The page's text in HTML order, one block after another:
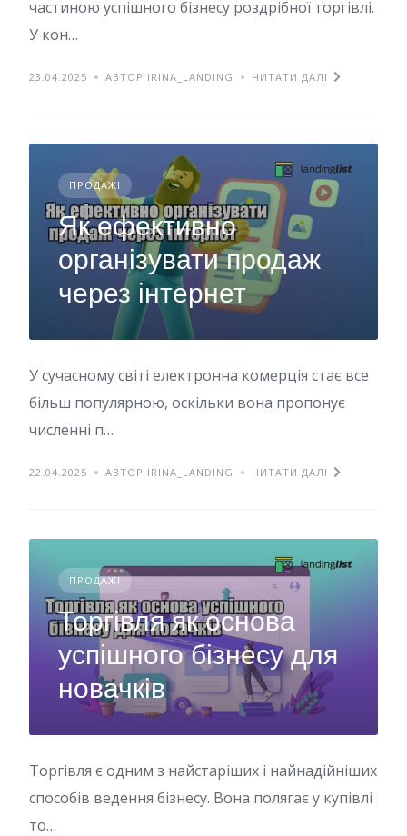
частиною успішного бізнесу роздрібної торгівлі.
У кон…
23.04.2025 АВТОР IRINA_LANDING ЧИТАТИ ДАЛІ
ПРОДАЖІ
Як ефективно
організувати продаж
через інтернет
У сучасному світі електронна комерція стає все
більш популярною, оскільки вона пропонує
численні п…
22.04.2025 АВТОР IRINA_LANDING ЧИТАТИ ДАЛІ
ПРОДАЖІ
Торгівля як основа
успішного бізнесу для
новачків
Торгівля є одним з найстаріших і найнадійніших
способів ведення бізнесу. Вона полягає у купівлі
то…